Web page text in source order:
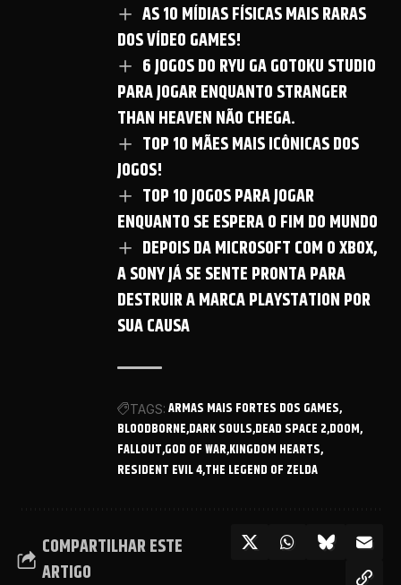
AS 10 MÍDIAS FÍSICAS MAIS RARAS
DOS VÍDEO GAMES!
6 JOGOS DO RYU GA GOTOKU STUDIO
PARA JOGAR ENQUANTO STRANGER
THAN HEAVEN NÃO CHEGA.
TOP 10 MÃES MAIS ICÔNICAS DOS
JOGOS!
TOP 10 JOGOS PARA JOGAR
ENQUANTO SE ESPERA O FIM DO MUNDO
DEPOIS DA MICROSOFT COM O XBOX,
A SONY JÁ SE SENTE PRONTA PARA
DESTRUIR A MARCA PLAYSTATION POR
SUA CAUSA
TAGS: ARMAS MAIS FORTES DOS GAMES
BLOODBORNE DARK SOULS DEAD SPACE 2 DOOM
FALLOUT GOD OF WARKINGDOM HEARTS
RESIDENT EVIL 4THE LEGEND OF ZELDA
COMPARTILHAR ESTE
ARTIGO